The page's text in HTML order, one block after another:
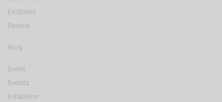
Exclusive
Review
Blog
Event
Events
Exhibition